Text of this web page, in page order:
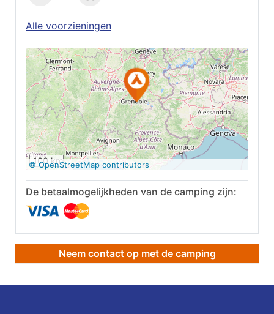
Alle voorzieningen
Op Google Maps
bekijken
100 km
© OpenStreetMap contributors
De betaalmogelijkheden van de camping zijn:
Neem contact op met de camping